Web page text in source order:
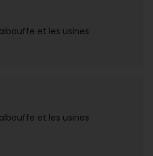
et les usines
et les usines